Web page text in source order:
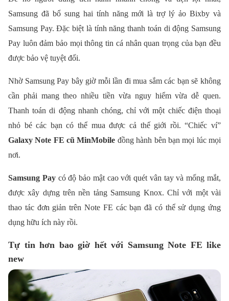
Samsung đã bổ sung hai tính năng mới là trợ lý ảo Bixby và
Samsung Pay. Đặc biệt là tính năng thanh toán di động Samsung
Pay luôn đảm bảo mọi thông tin cá nhân quan trọng của bạn đều
được bảo vệ tuyệt đối.
Nhờ Samsung Pay bây giờ mỗi lần đi mua sắm các bạn sẽ không
cần phải mang theo nhiều tiền vừa nguy hiểm vừa dễ quen.
Thanh toán di động nhanh chóng, chỉ với một chiếc điện thoại
nhỏ bé các bạn có thể mua được cả thế giới rồi. “Chiếc ví”
Galaxy Note FE cũ MinMobile đồng hành bên bạn mọi lúc mọi
nơi.
Samsung Paycó độ bảo mật cao với quét vân tay và mống mắt,
được xây dựng trên nền tảng Samsung Knox. Chỉ với một vài
thao tác đơn giản trên Note FE các bạn đã có thể sử dụng ứng
dụng hữu ích này rồi.
Tự tin hơn bao giờ hết với Samsung Note FE like
new